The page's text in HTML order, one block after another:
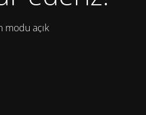
modu açık